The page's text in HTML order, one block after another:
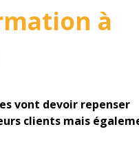
à
vont devoir repenser
clients mais